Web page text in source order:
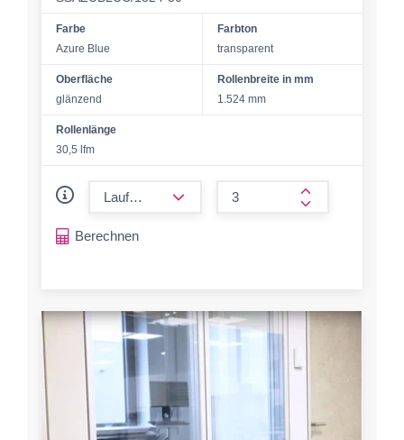
Farbe
Azure Blue
Farbton
transparent
Oberfläche
glänzend
Rollenbreite in mm
1.524 mm
Rollenlänge
30,5 lfm
form.increase-
Berechnen